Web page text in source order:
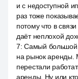
и с недоступной
раз тоже
потому что в
даёт неплохой
7:Самый
на рынок аренды.
перестали
аренды. Ну или